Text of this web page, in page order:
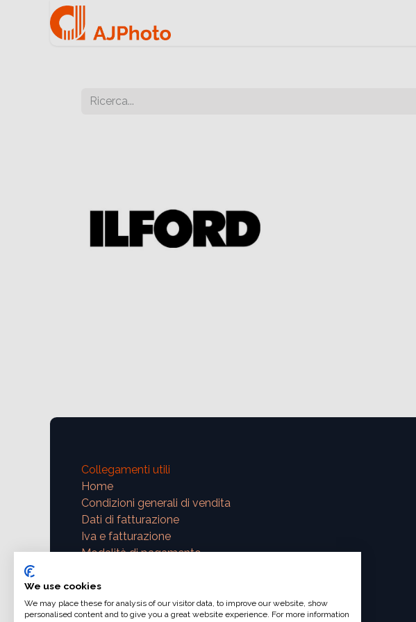
Collegamenti utili
Home
Condizioni generali di vendita
Dati di fatturazione
Iva e fatturazione
Modalità di pagamento
Contattaci
support@ajphoto.eu
We use cookies
We may place these for analysis of our visitor data, to improve our website, show
personalised content and to give you a great website experience. For more information